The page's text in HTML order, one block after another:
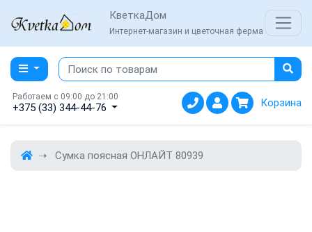
КветкаДом
Интернет-магазин и цветочная ферма
Работаем с 09:00 до 21:00
+375 (33) 344-44-76 Корзина
Сумка поясная ОНЛАЙТ 80939